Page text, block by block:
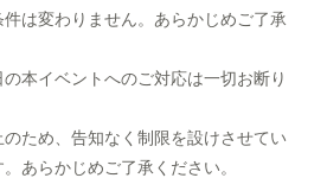
は変わりません。あらかじめご了承
の本イベントへのご対応は一切お断り
のため、告知なく制限を設けさせてい
あらかじめご了承ください。